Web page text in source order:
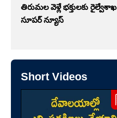
తిరుమల వెళ్లే భక్తులకు రైల్వేశాఖ
సూపర్ న్యూస్
Short Videos